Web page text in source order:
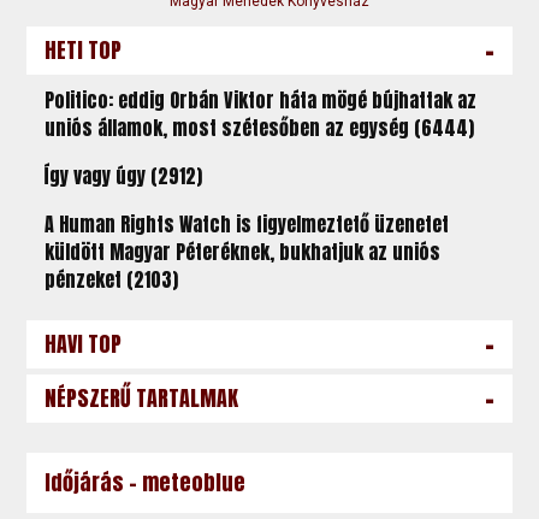
HETI TOP -
Politico: eddig Orbán Viktor háta mögé bújhattak az
uniós államok, most szétesőben az egység (6444)
Így vagy úgy (2912)
A Human Rights Watch is figyelmeztető üzenetet
küldött Magyar Péteréknek, bukhatjuk az uniós
pénzeket (2103)
HAVI TOP -
NÉPSZERŰ TARTALMAK -
Időjárás - meteoblue